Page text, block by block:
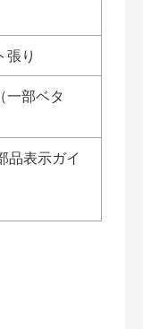
張り
一部ベタ
表示ガイ